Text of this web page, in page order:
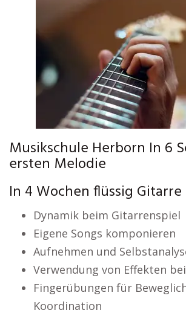
Musikschule Herborn In 6
ersten Melodie
In 4 Wochen flüssig
Dynamik beim Gitarrenspiel
Eigene Songs komponieren
Aufnehmen und
Verwendung von Effekten
Fingerübungen für
Koordination